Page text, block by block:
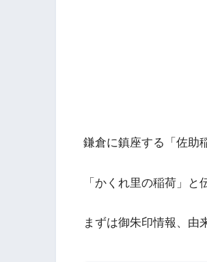
鎌倉に鎮座する「佐助
「かくれ里の稲荷」と
まずは御朱印情報、由